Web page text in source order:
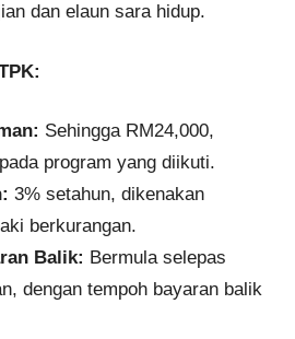
dan elaun sara hidup.
Sehingga RM24,000,
program yang diikuti.
3% setahun, dikenakan
berkurangan.
Balik: Bermula selepas
dengan tempoh bayaran balik